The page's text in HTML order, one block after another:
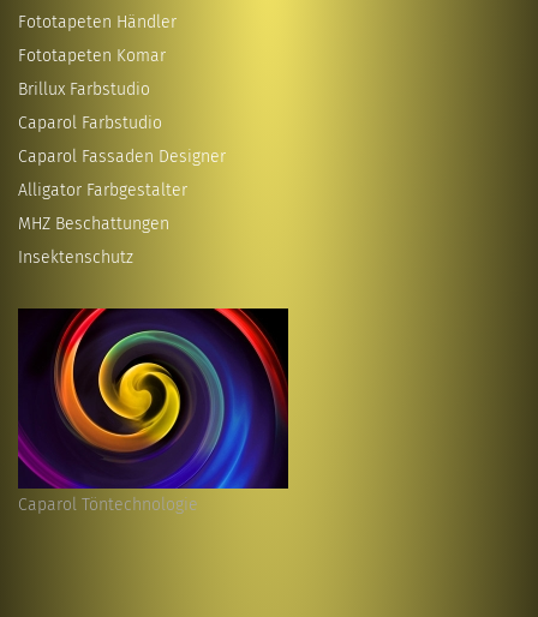
Fototapeten Händler
Fototapeten Komar
Brillux Farbstudio
Caparol Farbstudio
Caparol Fassaden Designer
Alligator Farbgestalter
MHZ Beschattungen
Insektenschutz
Caparol Töntechnologie